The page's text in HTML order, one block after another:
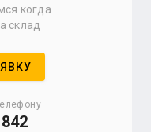
когда
склад